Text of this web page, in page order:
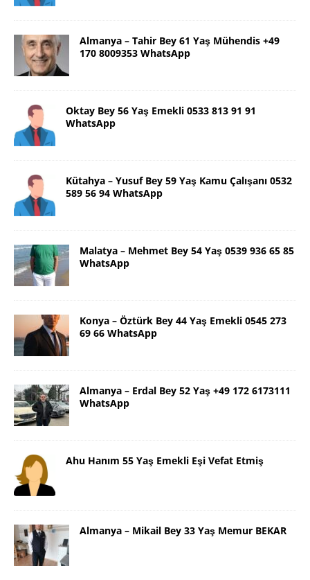
Almanya – Tahir Bey 61 Yaş Mühendis +49
170 8009353 WhatsApp
Oktay Bey 56 Yaş Emekli 0533 813 91 91
WhatsApp
Kütahya – Yusuf Bey 59 Yaş Kamu Çalışanı 0532
589 56 94 WhatsApp
Malatya – Mehmet Bey 54 Yaş 0539 936 65 85
WhatsApp
Konya – Öztürk Bey 44 Yaş Emekli 0545 273
69 66 WhatsApp
Almanya – Erdal Bey 52 Yaş +49 172 6173111
WhatsApp
Ahu Hanım 55 Yaş Emekli Eşi Vefat Etmiş
Almanya – Mikail Bey 33 Yaş Memur BEKAR